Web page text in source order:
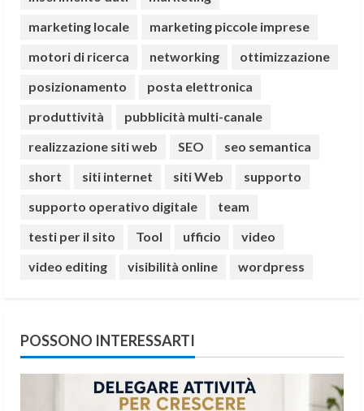
marketing locale
marketing piccole imprese
motori di ricerca
networking
ottimizzazione
posizionamento
posta elettronica
produttività
pubblicità multi-canale
realizzazione siti web
SEO
seo semantica
short
siti internet siti Web
supporto
supporto operativo digitale
team
testi per il sito
Tool ufficio
video
video editing
visibilità online wordpress
POSSONO INTERESSARTI